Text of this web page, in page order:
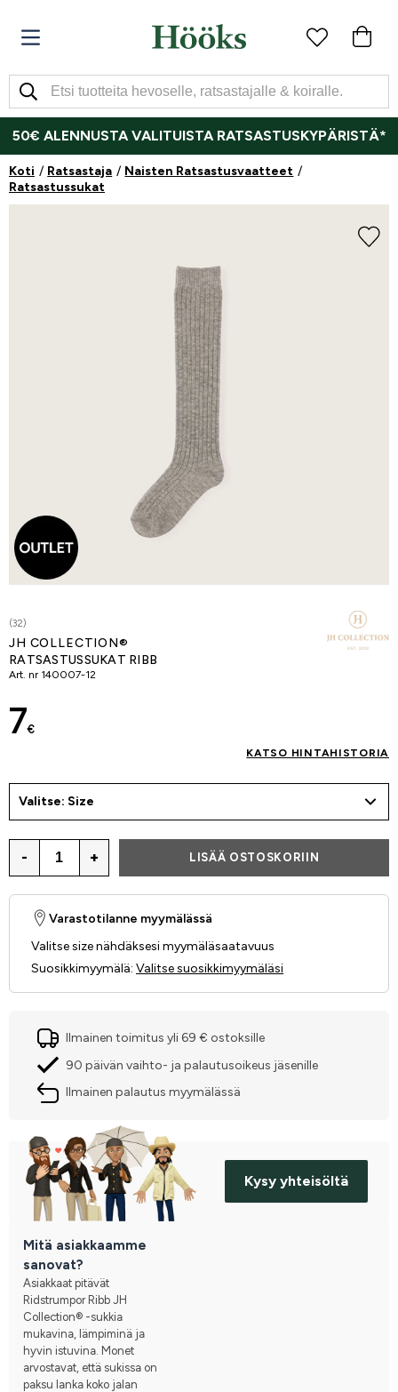
50€ ALENNUSTA VALITUISTA RATSASTUSKYPÄRISTÄ*
Koti Ratsastaja
Naisten Ratsastusvaatteet
Ratsastussukat
(32)
JH COLLECTION®
RATSASTUSSUKAT RIBB
Art. nr 140007-12
7€
KATSO HINTAHISTORIA
Valitse: Size
- + LISÄÄ OSTOSKORIIN
Varastotilanne myymälässä
Valitse size nähdäksesi myymäläsaatavuus
Suosikkimyymälä: Valitse suosikkimyymäläsi
Ilmainen toimitus yli 69 € ostoksille
90 päivän vaihto- ja palautusoikeus jäsenille
Ilmainen palautus myymälässä
Kysy yhteisöltä
Mitä asiakkaamme
sanovat?
Asiakkaat pitävät
Ridstrumpor Ribb JH
Collection® -sukkia
mukavina, lämpiminä ja
hyvin istuvina. Monet
arvostavat, että sukissa on
paksu lanka koko jalan